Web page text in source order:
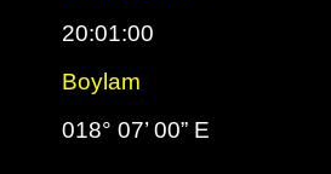
20:01:00
Boylam
018° 07’ 00” E